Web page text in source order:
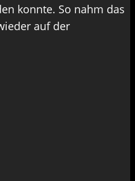
konnte. So nahm das
auf der